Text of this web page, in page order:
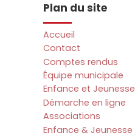
Plan du site
Accueil
Contact
Comptes rendus
Équipe municipale
Enfance et Jeunesse
Démarche en ligne
Associations
Enfance & Jeunesse